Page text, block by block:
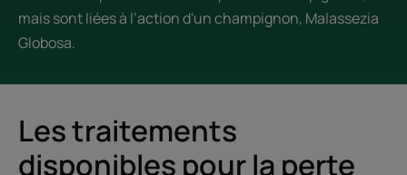
mais sont liées à l’action d'un champignon, Malassezia
Globosa.
Les traitements
disponibles pour la perte